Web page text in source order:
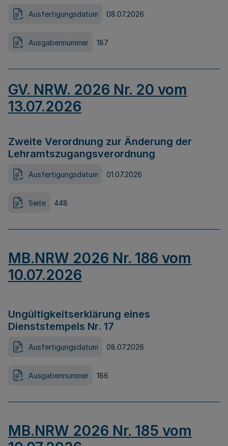
Ausfertigungsdatum 08.07.2026
Ausgabennummer 187
GV. NRW. 2026 Nr. 20 vom
13.07.2026
Zweite Verordnung zur Änderung der
Lehramtszugangsverordnung
Ausfertigungsdatum 01.07.2026
Seite 448
MB.NRW 2026 Nr. 186 vom
10.07.2026
Ungültigkeitserklärung eines
Dienststempels Nr. 17
Ausfertigungsdatum 08.07.2026
Ausgabennummer 186
MB.NRW 2026 Nr. 185 vom